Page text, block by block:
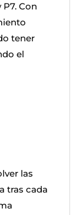
Con
tener
el
las
tras cada